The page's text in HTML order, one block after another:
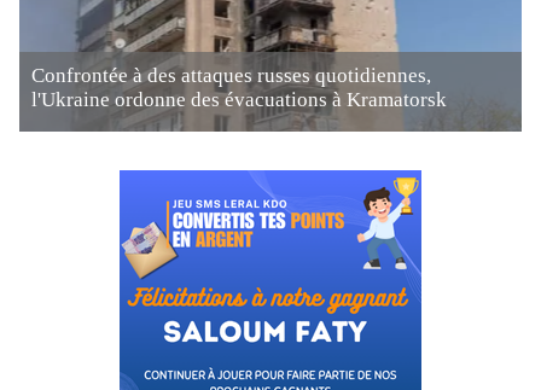
Confrontée à des attaques russes quotidiennes,
l'Ukraine ordonne des évacuations à Kramatorsk